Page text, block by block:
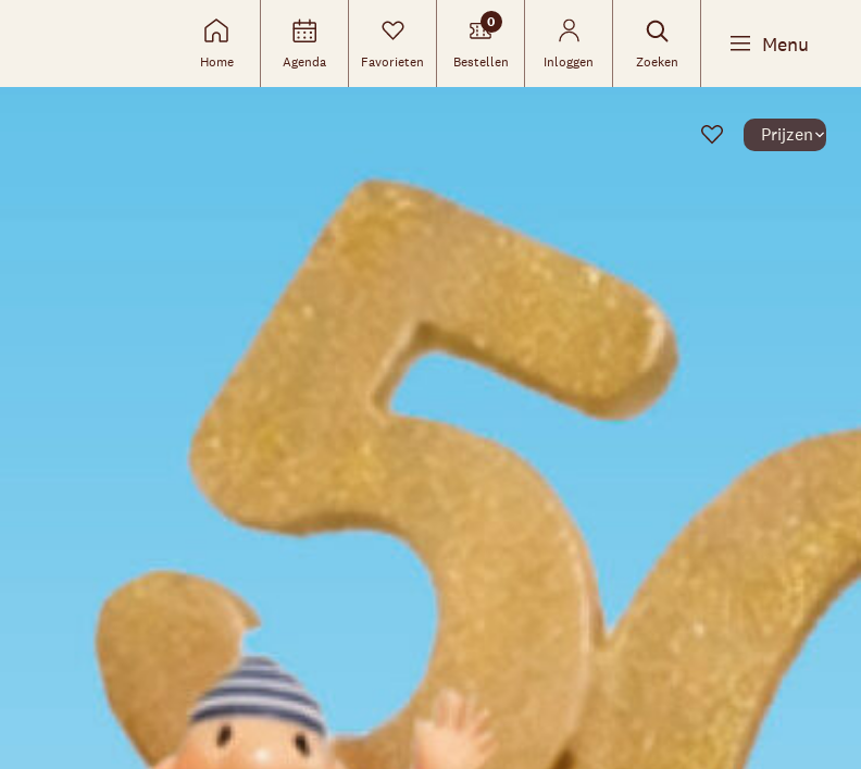
Skip navigatie
Home Agenda Favorieten
0
Bestellen Inloggen Zoeken
Menu
Prijzen